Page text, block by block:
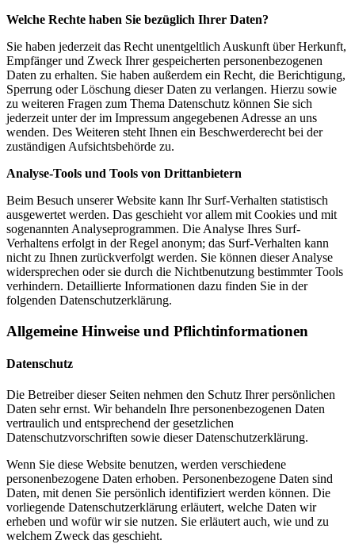
Welche Rechte haben Sie bezüglich Ihrer Daten?
Sie haben jederzeit das Recht unentgeltlich Auskunft über Herkunft,
Empfänger und Zweck Ihrer gespeicherten personenbezogenen
Daten zu erhalten. Sie haben außerdem ein Recht, die Berichtigung,
Sperrung oder Löschung dieser Daten zu verlangen. Hierzu sowie
zu weiteren Fragen zum Thema Datenschutz können Sie sich
jederzeit unter der im Impressum angegebenen Adresse an uns
wenden. Des Weiteren steht Ihnen ein Beschwerderecht bei der
zuständigen Aufsichtsbehörde zu.
Analyse-Tools und Tools von Drittanbietern
Beim Besuch unserer Website kann Ihr Surf-Verhalten statistisch
ausgewertet werden. Das geschieht vor allem mit Cookies und mit
sogenannten Analyseprogrammen. Die Analyse Ihres Surf-
Verhaltens erfolgt in der Regel anonym; das Surf-Verhalten kann
nicht zu Ihnen zurückverfolgt werden. Sie können dieser Analyse
widersprechen oder sie durch die Nichtbenutzung bestimmter Tools
verhindern. Detaillierte Informationen dazu finden Sie in der
folgenden Datenschutzerklärung.
Allgemeine Hinweise und Pflichtinformationen
Datenschutz
Die Betreiber dieser Seiten nehmen den Schutz Ihrer persönlichen
Daten sehr ernst. Wir behandeln Ihre personenbezogenen Daten
vertraulich und entsprechend der gesetzlichen
Datenschutzvorschriften sowie dieser Datenschutzerklärung.
Wenn Sie diese Website benutzen, werden verschiedene
personenbezogene Daten erhoben. Personenbezogene Daten sind
Daten, mit denen Sie persönlich identifiziert werden können. Die
vorliegende Datenschutzerklärung erläutert, welche Daten wir
erheben und wofür wir sie nutzen. Sie erläutert auch, wie und zu
welchem Zweck das geschieht.